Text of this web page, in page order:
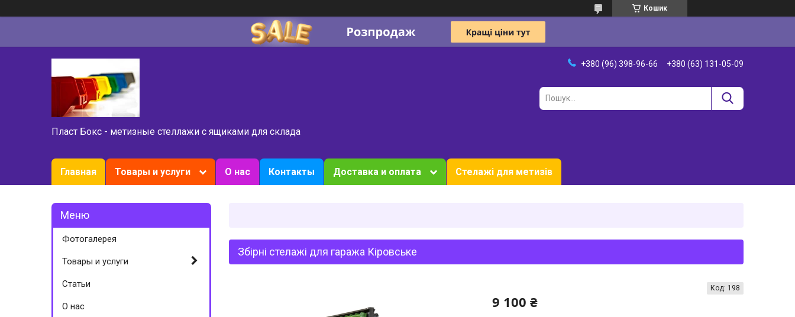
Кошик
Пласт Бокс - метизные стеллажи с ящиками для склада
+380 (96) 398-96-66 +380 (63) 131-05-09
Главная Товары и услуги О нас Контакты Доставка и оплата Стелажі для метизів
Збірні стелажі для гаража Кіровське
9 100 ₴
Код: 198
Фотогалерея
Товары и услуги
Статьи
О нас